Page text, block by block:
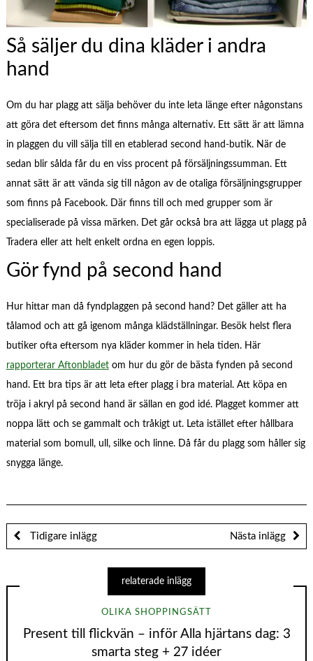
Så säljer du dina kläder i andra
hand
Om du har plagg att sälja behöver du inte leta länge efter någonstans
att göra det eftersom det finns många alternativ. Ett sätt är att lämna
in plaggen du vill sälja till en etablerad second hand-butik. När de
sedan blir sålda får du en viss procent på försäljningssumman. Ett
annat sätt är att vända sig till någon av de otaliga försäljningsgrupper
som finns på Facebook. Där finns till och med grupper som är
specialiserade på vissa märken. Det går också bra att lägga ut plagg på
Tradera eller att helt enkelt ordna en egen loppis.
Gör fynd på second hand
Hur hittar man då fyndplaggen på second hand? Det gäller att ha
tålamod och att gå igenom många klädställningar. Besök helst flera
butiker ofta eftersom nya kläder kommer in hela tiden. Här
rapporterar Aftonbladetom hur du gör de bästa fynden på second
hand. Ett bra tips är att leta efter plagg i bra material. Att köpa en
tröja i akryl på second hand är sällan en god idé. Plagget kommer att
noppa lätt och se gammalt och tråkigt ut. Leta istället efter hållbara
material som bomull, ull, silke och linne. Då får du plagg som håller sig
snygga länge.
Tidigare inlägg Nästa inlägg
relaterade inlägg
OLIKA SHOPPINGSÄTT
Present till flickvän – inför Alla hjärtans dag: 3
smarta steg + 27 idéer